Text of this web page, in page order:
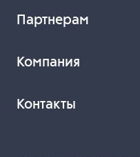
Партнерам
Компания
Контакты